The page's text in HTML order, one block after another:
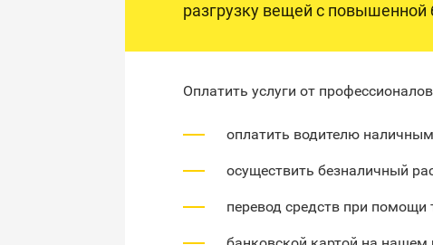
разгрузку вещей с повышенной
Оплатить услуги от
оплатить водителю
осуществить безналичный
перевод средств при помощи